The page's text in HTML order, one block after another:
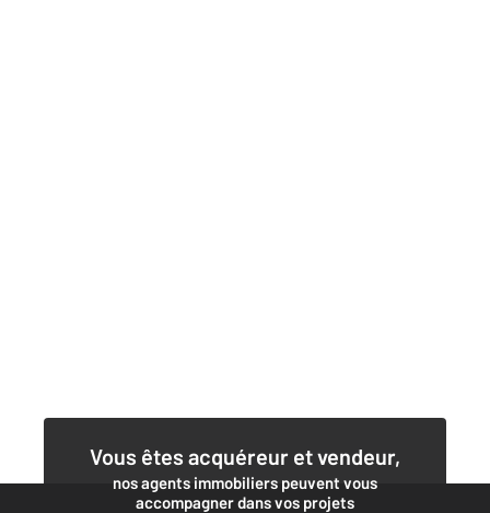
Vous êtes acquéreur et vendeur,
nos agents immobiliers peuvent vous
accompagner dans vos projets